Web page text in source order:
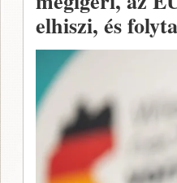
elhiszi, és